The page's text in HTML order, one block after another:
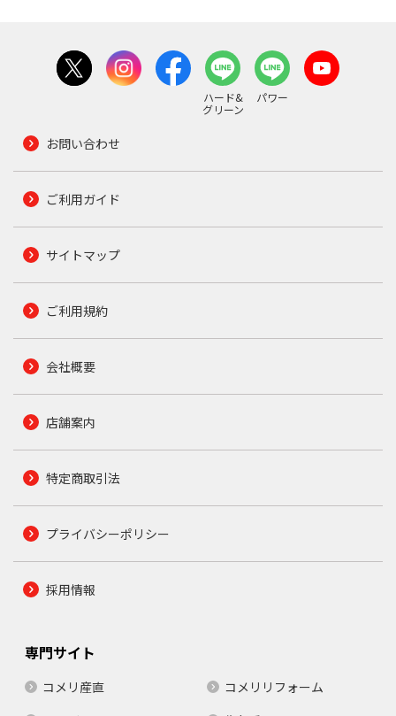
ハード&
グリーン
パワー
お問い合わせ
ご利用ガイド
サイトマップ
ご利用規約
会社概要
店舗案内
特定商取引法
プライバシーポリシー
採用情報
専門サイト
コメリ産直
コメリリフォーム